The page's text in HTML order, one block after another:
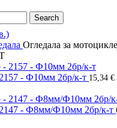
Search
Огледала за
- Ф10мм 2бр/к-т 15,34 €
2147 - Ф8мм/Ф10мм 2бр/к-т